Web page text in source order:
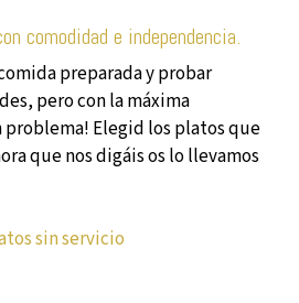
comodidad e independencia.
preparada y probar
pero con la máxima
problema! Elegid los platos que
que nos digáis os lo llevamos
sin servicio